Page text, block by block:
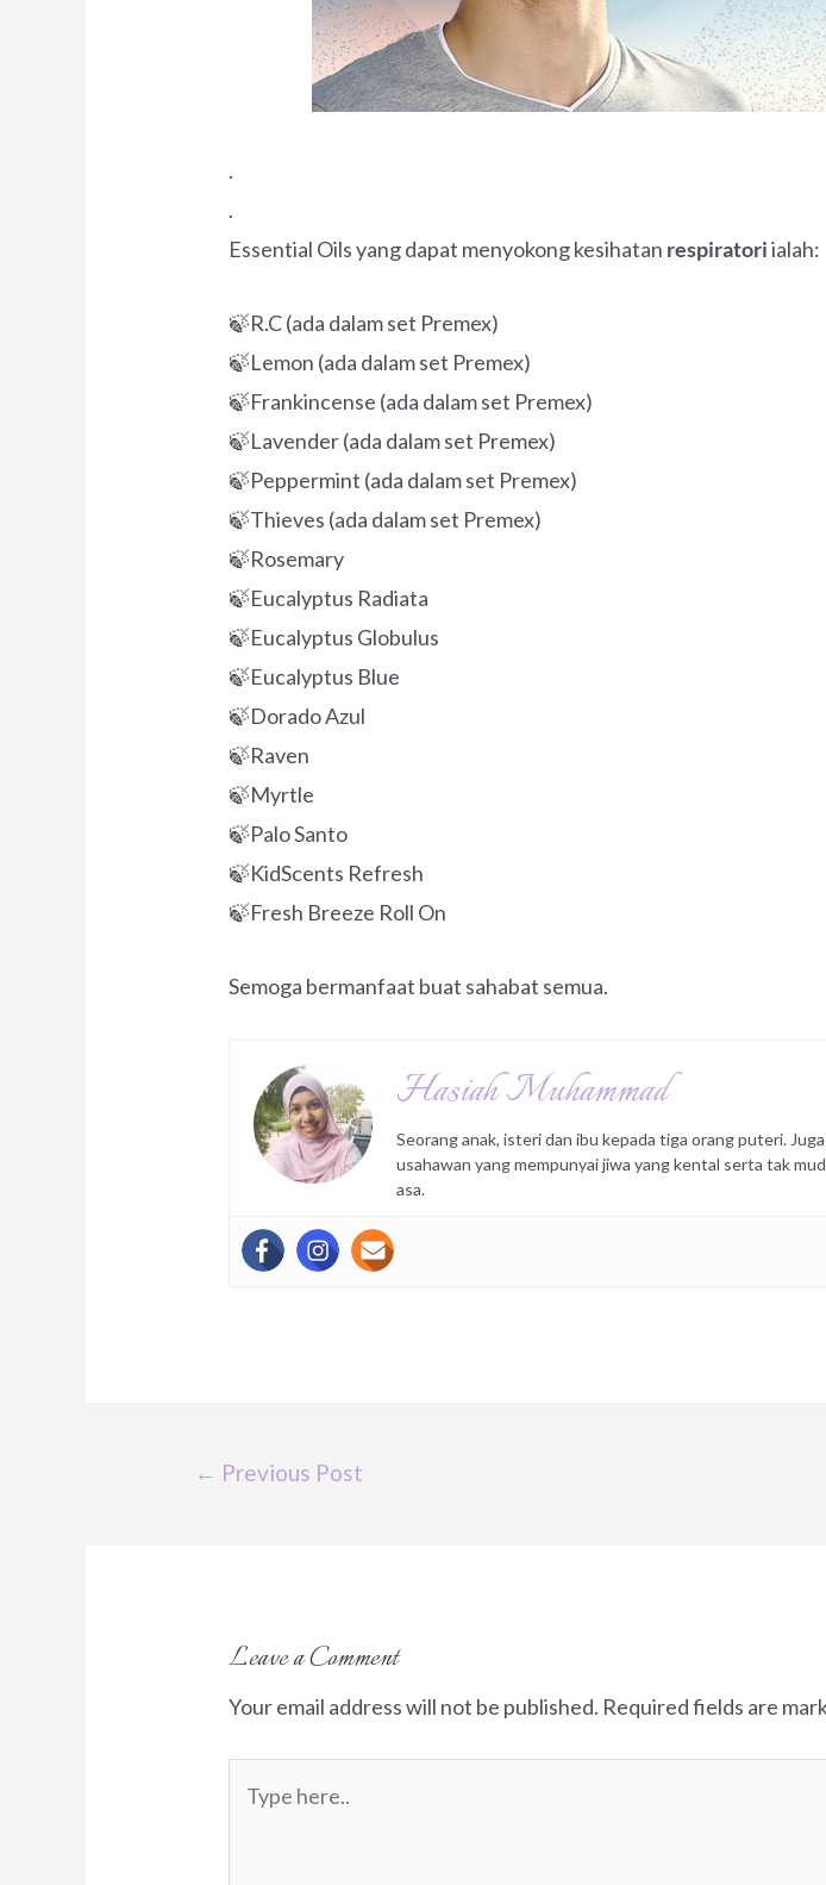
.
.
Essential Oils yang dapat menyokong kesihatan respiratoriialah:
🍃R.C (ada dalam set Premex)
🍃Lemon (ada dalam set Premex)
🍃Frankincense (ada dalam set Premex)
🍃Lavender (ada dalam set Premex)
🍃Peppermint (ada dalam set Premex)
🍃Thieves (ada dalam set Premex)
🍃Rosemary
🍃Eucalyptus Radiata
🍃Eucalyptus Globulus
🍃Eucalyptus Blue
🍃Dorado Azul
🍃Raven
🍃Myrtle
🍃Palo Santo
🍃KidScents Refresh
🍃Fresh Breeze Roll On
Semoga bermanfaat buat sahabat semua.
Hasiah Muhammad
Seorang anak, isteri dan ibu kepada tiga orang puteri.
usahawan yang mempunyai jiwa yang kental serta tak
asa.
← Previous Post
Leave a Comment
Your email address will not be published. Required fields are
here..